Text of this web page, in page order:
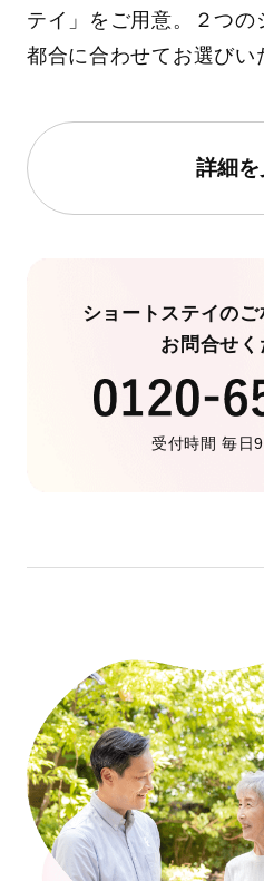
テイ」をご用意。２つ
都合に合わせてお選びい
詳細を
ショートステイの
お問合せく
受付時間 毎日